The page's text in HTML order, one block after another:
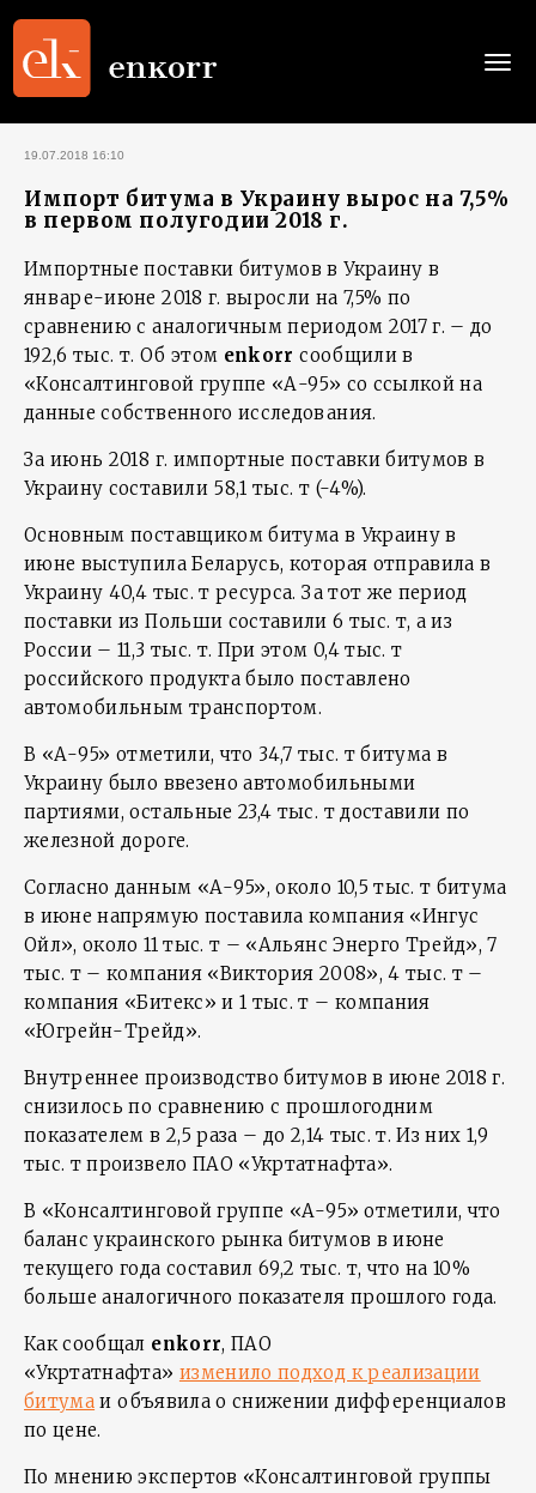
19.07.2018 16:10
Импорт битума в Украину вырос на 7,5%
в первом полугодии 2018 г.
Импортные поставки битумов в Украину в
январе-июне 2018 г. выросли на 7,5% по
сравнению с аналогичным периодом 2017 г. – до
192,6 тыс. т. Об этом enkorrсообщили в
«Консалтинговой группе «А-95» со ссылкой на
данные собственного исследования.
За июнь 2018 г. импортные поставки битумов в
Украину составили 58,1 тыс. т (-4%).
Основным поставщиком битума в Украину в
июне выступила Беларусь, которая отправила в
Украину 40,4 тыс. т ресурса. За тот же период
поставки из Польши составили 6 тыс. т, а из
России – 11,3 тыс. т. При этом 0,4 тыс. т
российского продукта было поставлено
автомобильным транспортом.
В «А-95» отметили, что 34,7 тыс. т битума в
Украину было ввезено автомобильными
партиями, остальные 23,4 тыс. т доставили по
железной дороге.
Согласно данным «А-95», около 10,5 тыс. т битума
в июне напрямую поставила компания «Ингус
Ойл», около 11 тыс. т – «Альянс Энерго Трейд», 7
тыс. т – компания «Виктория 2008», 4 тыс. т –
компания «Битекс» и 1 тыс. т – компания
«Югрейн-Трейд».
Внутреннее производство битумов в июне 2018 г.
снизилось по сравнению с прошлогодним
показателем в 2,5 раза – до 2,14 тыс. т. Из них 1,9
тыс. т произвело ПАО «Укртатнафта».
В «Консалтинговой группе «А-95» отметили, что
баланс украинского рынка битумов в июне
текущего года составил 69,2 тыс. т, что на 10%
больше аналогичного показателя прошлого года.
Как сообщал enkorr, ПАО
«Укртатнафта» изменило подход к реализации
битума и объявила о снижении дифференциалов
по цене.
По мнению экспертов «Консалтинговой группы